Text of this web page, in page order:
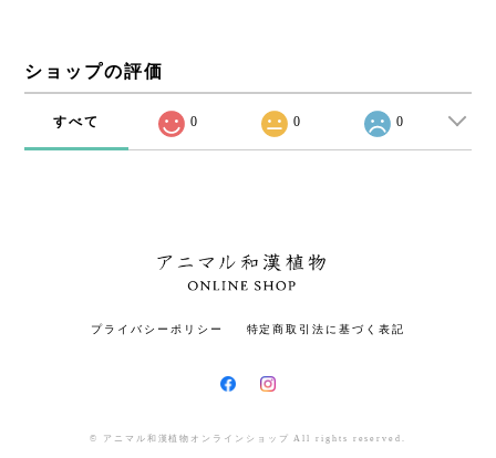
ショップの評価
すべて 0 0 0
プライバシーポリシー 特定商取引法に基づく表記
© アニマル和漢植物オンラインショップ All rights reserved.